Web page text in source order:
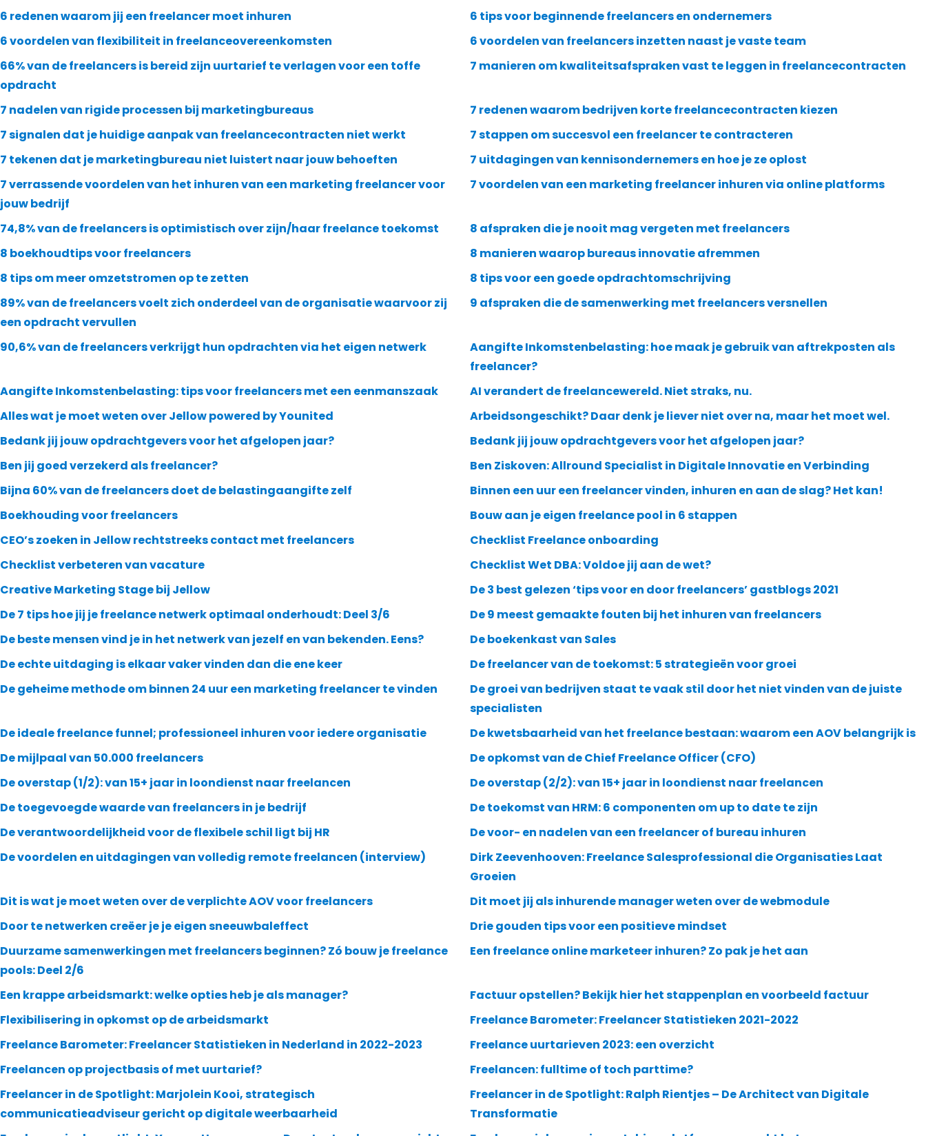
6 redenen waarom jij een freelancer moet inhuren
6 tips voor beginnende freelancers en ondernemers
6 voordelen van flexibiliteit in freelanceovereenkomsten
6 voordelen van freelancers inzetten naast je vaste team
66% van de freelancers is bereid zijn uurtarief te verlagen voor een toffe
opdracht
7 manieren om kwaliteitsafspraken vast te leggen in freelancecontracten
7 nadelen van rigide processen bij marketingbureaus
7 redenen waarom bedrijven korte freelancecontracten kiezen
7 signalen dat je huidige aanpak van freelancecontracten niet werkt
7 stappen om succesvol een freelancer te contracteren
7 tekenen dat je marketingbureau niet luistert naar jouw behoeften
7 uitdagingen van kennisondernemers en hoe je ze oplost
7 verrassende voordelen van het inhuren van een marketing freelancer voor
jouw bedrijf
7 voordelen van een marketing freelancer inhuren via online platforms
74,8% van de freelancers is optimistisch over zijn/haar freelance toekomst
8 afspraken die je nooit mag vergeten met freelancers
8 boekhoudtips voor freelancers
8 manieren waarop bureaus innovatie afremmen
8 tips om meer omzetstromen op te zetten
8 tips voor een goede opdrachtomschrijving
89% van de freelancers voelt zich onderdeel van de organisatie waarvoor zij
een opdracht vervullen
9 afspraken die de samenwerking met freelancers versnellen
90,6% van de freelancers verkrijgt hun opdrachten via het eigen netwerk
Aangifte Inkomstenbelasting: hoe maak je gebruik van aftrekposten als
freelancer?
Aangifte Inkomstenbelasting: tips voor freelancers met een eenmanszaak
AI verandert de freelancewereld. Niet straks, nu.
Alles wat je moet weten over Jellow powered by Younited
Arbeidsongeschikt? Daar denk je liever niet over na, maar het moet wel.
Bedank jij jouw opdrachtgevers voor het afgelopen jaar?
Bedank jij jouw opdrachtgevers voor het afgelopen jaar?
Ben jij goed verzekerd als freelancer?
Ben Ziskoven: Allround Specialist in Digitale Innovatie en Verbinding
Bijna 60% van de freelancers doet de belastingaangifte zelf
Binnen een uur een freelancer vinden, inhuren en aan de slag? Het kan!
Boekhouding voor freelancers
Bouw aan je eigen freelance pool in 6 stappen
CEO’s zoeken in Jellow rechtstreeks contact met freelancers
Checklist Freelance onboarding
Checklist verbeteren van vacature
Checklist Wet DBA: Voldoe jij aan de wet?
Creative Marketing Stage bij Jellow
De 3 best gelezen ‘tips voor en door freelancers’ gastblogs 2021
De 7 tips hoe jij je freelance netwerk optimaal onderhoudt: Deel 3/6
De 9 meest gemaakte fouten bij het inhuren van freelancers
De beste mensen vind je in het netwerk van jezelf en van bekenden. Eens?
De boekenkast van Sales
De echte uitdaging is elkaar vaker vinden dan die ene keer
De freelancer van de toekomst: 5 strategieën voor groei
De geheime methode om binnen 24 uur een marketing freelancer te vinden
De groei van bedrijven staat te vaak stil door het niet vinden van de juiste
specialisten
De ideale freelance funnel; professioneel inhuren voor iedere organisatie
De kwetsbaarheid van het freelance bestaan: waarom een AOV belangrijk is
De mijlpaal van 50.000 freelancers
De opkomst van de Chief Freelance Officer (CFO)
De overstap (1/2): van 15+ jaar in loondienst naar freelancen
De overstap (2/2): van 15+ jaar in loondienst naar freelancen
De toegevoegde waarde van freelancers in je bedrijf
De toekomst van HRM: 6 componenten om up to date te zijn
De verantwoordelijkheid voor de flexibele schil ligt bij HR
De voor- en nadelen van een freelancer of bureau inhuren
De voordelen en uitdagingen van volledig remote freelancen (interview)
Dirk Zeevenhooven: Freelance Salesprofessional die Organisaties Laat
Groeien
Dit is wat je moet weten over de verplichte AOV voor freelancers
Dit moet jij als inhurende manager weten over de webmodule
Door te netwerken creëer je je eigen sneeuwbaleffect
Drie gouden tips voor een positieve mindset
Duurzame samenwerkingen met freelancers beginnen? Zó bouw je freelance
pools: Deel 2/6
Een freelance online marketeer inhuren? Zo pak je het aan
Een krappe arbeidsmarkt: welke opties heb je als manager?
Factuur opstellen? Bekijk hier het stappenplan en voorbeeld factuur
Flexibilisering in opkomst op de arbeidsmarkt
Freelance Barometer: Freelancer Statistieken 2021-2022
Freelance Barometer: Freelancer Statistieken in Nederland in 2022-2023
Freelance uurtarieven 2023: een overzicht
Freelancen op projectbasis of met uurtarief?
Freelancen: fulltime of toch parttime?
Freelancer in de Spotlight: Marjolein Kooi, strategisch
communicatieadviseur gericht op digitale weerbaarheid
Freelancer in de Spotlight: Ralph Rientjes – De Architect van Digitale
Transformatie